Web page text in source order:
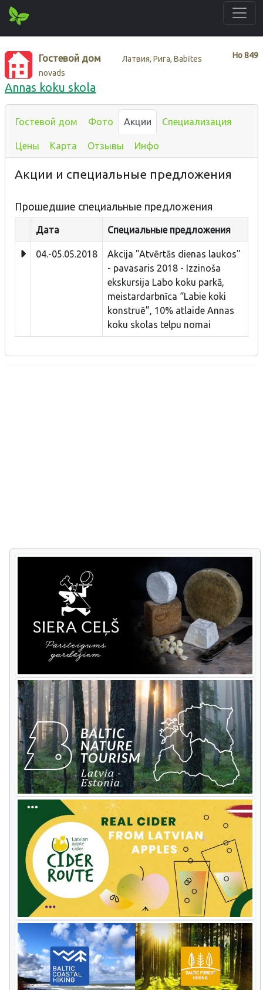
Нo849
Гостевой дом
Латвия, Рига, Babītes
novads
Annas koku skola
Гостевой дом Фото Акции Специализация
Цены Карта Отзывы Инфо
Акции и специальные предложения
Прошедшие специальные предложения
Дата Специальные предложения
04.-05.05.2018
Akcija "Atvērtās dienas laukos"
- pavasaris 2018 - Izzinoša
ekskursija Labo koku parkā,
meistardarbnīca “Labie koki
konstruē”, 10% atlaide Annas
koku skolas telpu nomai